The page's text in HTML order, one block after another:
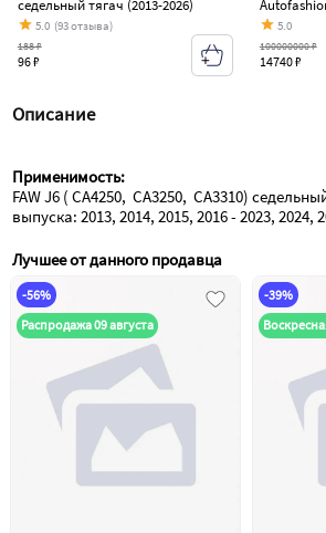
седельный тягач (2013-2026)
5.0 (93 отзыва)
96 ₽
188 ₽
седельный
5.0
14740 ₽
100000000 ₽
Описание
Применимость:
FAW J6 ( СА4250,  СА3250,  СА3310)
выпуска: 2013, 2014, 2015, 2016 - 2023, 2024,
Лучшее от данного продавца
-56%
Распродажа 09 августа
-39%